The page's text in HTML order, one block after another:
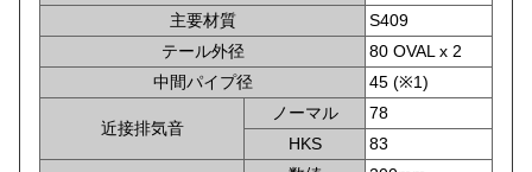
主要材質
S409
テール外径
80 OVAL x 2
中間パイプ径
45 (※1)
近接排気音
ノーマル
78
HKS
83